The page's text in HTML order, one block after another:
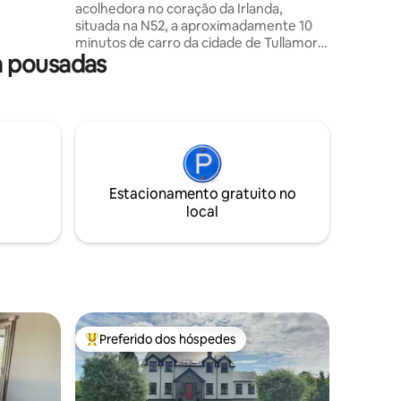
acolhedora no coração da Irlanda,
situada na N52, a aproximadamente 10
minutos de carro da cidade de Tullamore.
O Killooley Lodge é um B&B construído
com todos os quartos suítes. O café da
Mountains e Tullamore Dew Visitor
Centre. O castelo de Birr e o castelo de
Kinnitty também estão a uma curta
distância. Aproximadamente 90 minutos
de carro do aeroporto de Dublin
Estacionamento gratuito no
local
Entre os melhores preferidos dos hóspedes
Preferido dos hóspedes